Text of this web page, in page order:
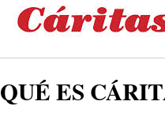
QUÉ ES